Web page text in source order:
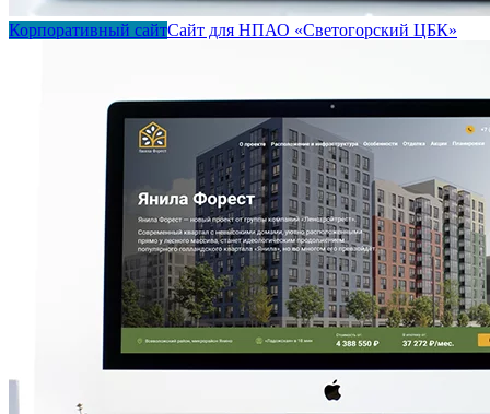
Корпоративный сайтСайт для НПАО «Светогорский ЦБК»